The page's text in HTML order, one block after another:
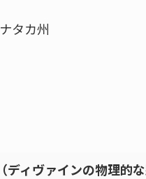
タカ州
ディヴァインの物理的